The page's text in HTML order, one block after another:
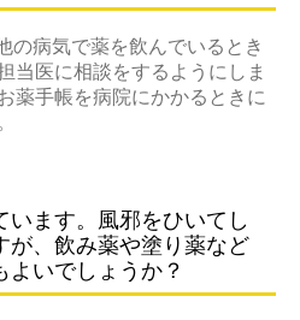
の病気で薬を飲んでいるとき
当医に相談をするようにしま
薬手帳を病院にかかるときに
います。風邪をひいてし
が、飲み薬や塗り薬など
いでしょうか？